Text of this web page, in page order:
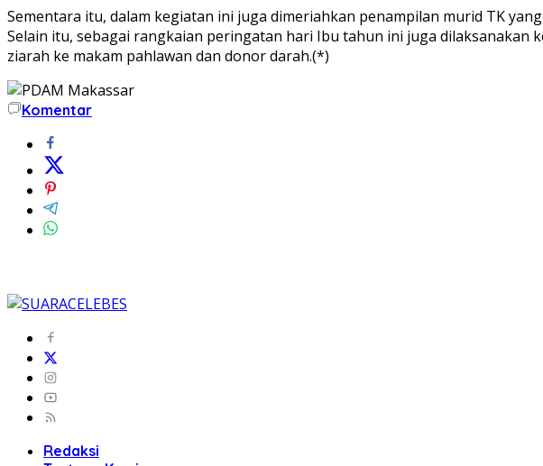
Sementara itu, dalam kegiatan ini juga dimeriahkan penampilan murid TK
Selain itu, sebagai rangkaian peringatan hari Ibu tahun ini juga
ziarah ke makam pahlawan dan donor darah.(*)
Komentar
Redaksi